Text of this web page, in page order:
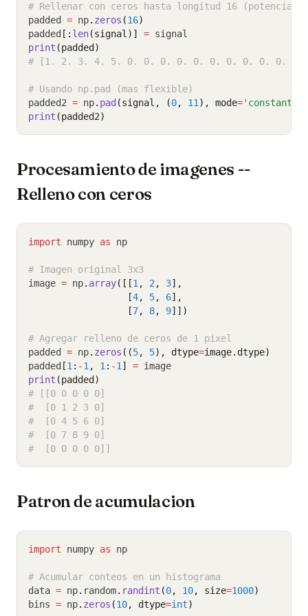
# Rellenar con ceros hasta longitud 16 (potencia
padded = np. zeros (16)
padded [: len(signal)] = signal
print (padded)
# [1. 2. 3. 4. 5. 0. 0. 0. 0. 0. 0. 0. 0. 0. 0. 0.]
# Usando np.pad (mas flexible)
padded2 = np. pad (signal, (0, 11 ), mode='constant'
print (padded2)
Procesamiento de imagenes --
Relleno con ceros
import numpy as np
# Imagen original 3x3
image = np. array([[1 , 2 , 3],
                  [
4, 5, 6],
                  [
7, 8, 9]])
# Agregar relleno de ceros de 1 pixel
padded = np. zeros ((5, 5), dtype=image.dtype)
padded [1 : -1 , 1 : -1 ] = image
print (padded)
# [[0 0 0 0 0]
#  [0 1 2 3 0]
#  [0 4 5 6 0]
#  [0 7 8 9 0]
#  [0 0 0 0 0]]
Patron de acumulacion
import numpy as np
# Acumular conteos en un histograma
data = np. random. randint (0, 10, size=1000)
bins = np. zeros (10, dtype=int)